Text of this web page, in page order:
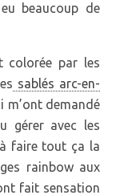
beaucoup de
colorée par les
sablés arc-en-
m’ont demandé
gérer avec les
faire tout ça la
rainbow aux
fait sensation